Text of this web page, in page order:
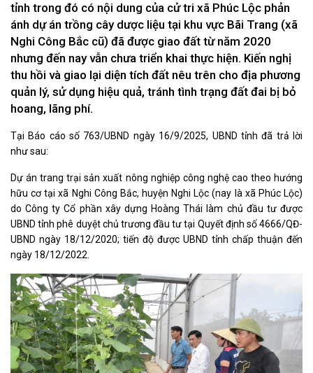
tỉnh trong đó có nội dung của cử tri xã Phúc Lộc phản
ánh dự án trồng cây dược liệu tại khu vực Bãi Trang (xã
Nghi Công Bắc cũ) đã được giao đất từ năm 2020
nhưng đến nay vẫn chưa triển khai thực hiện. Kiến nghị
thu hồi và giao lại diện tích đất nêu trên cho địa phương
quản lý, sử dụng hiệu quả, tránh tình trạng đất đai bị bỏ
hoang, lãng phí.
Tại Báo cáo số 763/UBND ngày 16/9/2025, UBND tỉnh đã trả lời
như sau:
Dự án trang trại sản xuất nông nghiệp công nghệ cao theo hướng
hữu cơ tại xã Nghi Công Bắc, huyện Nghi Lộc (nay là xã Phúc Lộc)
do Công ty Cổ phần xây dựng Hoàng Thái làm chủ đầu tư được
UBND tỉnh phê duyệt chủ trương đầu tư tại Quyết định số 4666/QĐ-
UBND ngày 18/12/2020; tiến độ được UBND tỉnh chấp thuận đến
ngày 18/12/2022.